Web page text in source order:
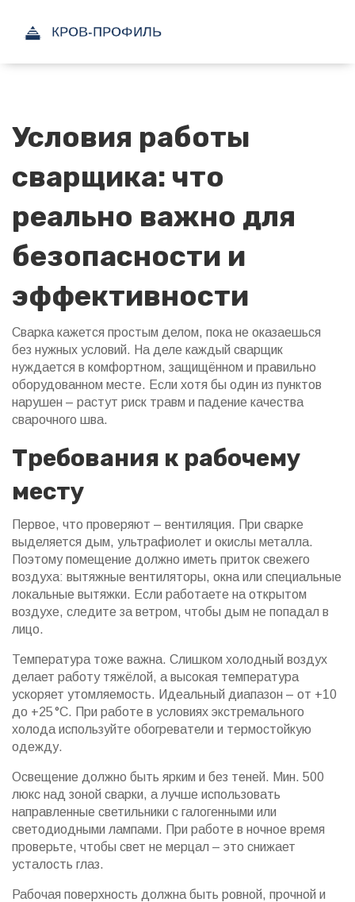
Условия работы
сварщика: что
реально важно для
безопасности и
эффективности
Сварка кажется простым делом, пока не оказаешься
без нужных условий. На деле каждый сварщик
нуждается в комфортном, защищённом и правильно
оборудованном месте. Если хотя бы один из пунктов
нарушен – растут риск травм и падение качества
сварочного шва.
Требования к рабочему
месту
Первое, что проверяют – вентиляция. При сварке
выделяется дым, ультрафиолет и окислы металла.
Поэтому помещение должно иметь приток свежего
воздуха: вытяжные вентиляторы, окна или специальные
локальные вытяжки. Если работаете на открытом
воздухе, следите за ветром, чтобы дым не попадал в
лицо.
Температура тоже важна. Слишком холодный воздух
делает работу тяжёлой, а высокая температура
ускоряет утомляемость. Идеальный диапазон – от +10
до +25 °C. При работе в условиях экстремального
холода используйте обогреватели и термостойкую
одежду.
Освещение должно быть ярким и без теней. Мин. 500
люкс над зоной сварки, а лучше использовать
направленные светильники с галогенными или
светодиодными лампами. При работе в ночное время
проверьте, чтобы свет не мерцал – это снижает
усталость глаз.
Рабочая поверхность должна быть ровной, прочной и